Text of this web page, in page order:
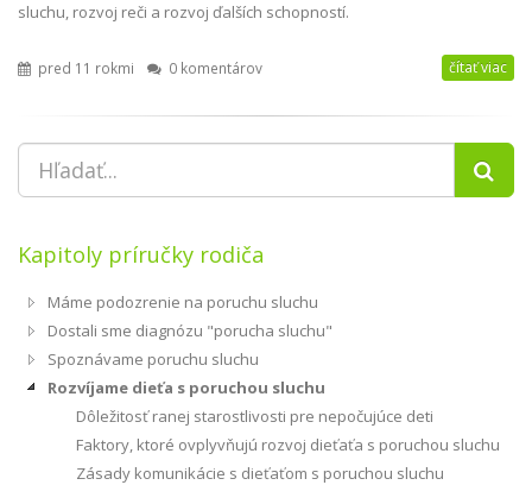
sluchu, rozvoj reči a rozvoj ďalších schopností.
pred 11 rokmi 0 komentárov čítať viac
Kapitoly príručky rodiča
Máme podozrenie na poruchu sluchu
Dostali sme diagnózu "porucha sluchu"
Spoznávame poruchu sluchu
Rozvíjame dieťa s poruchou sluchu
Dôležitosť ranej starostlivosti pre nepočujúce deti
Faktory, ktoré ovplyvňujú rozvoj dieťaťa s poruchou sluchu
Zásady komunikácie s dieťaťom s poruchou sluchu